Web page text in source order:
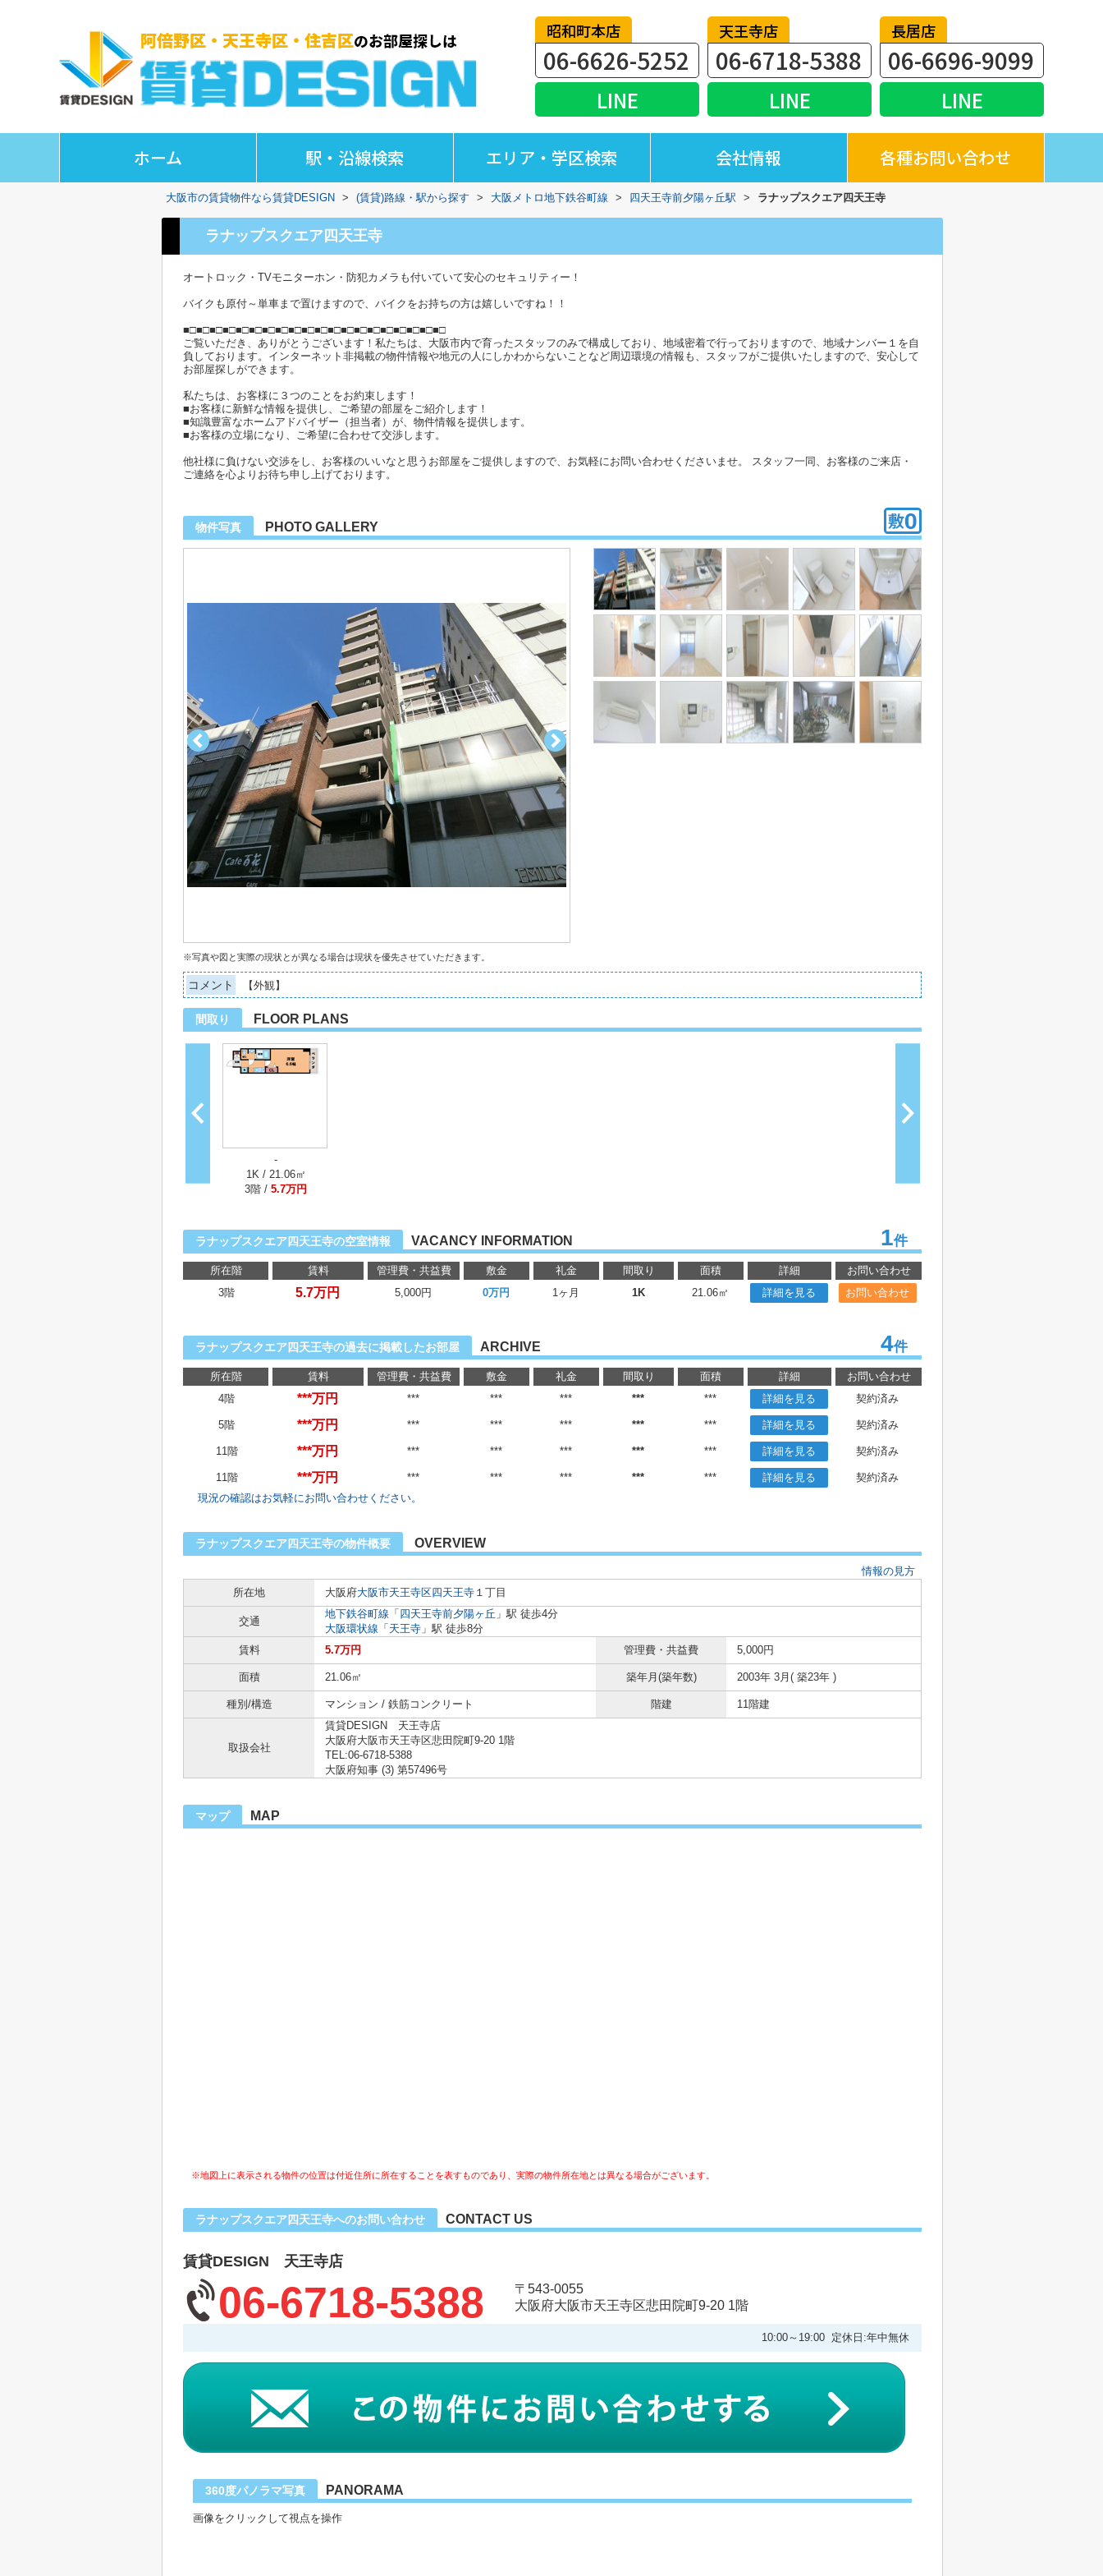
昭和町本店
06-6626-5252
LINE
天王寺店
06-6718-5388
LINE
長居店
06-6696-9099
LINE
ホーム 駅・沿線検索 エリア・学区検索 会社情報 各種お問い合わせ
大阪市の賃貸物件なら賃貸DESIGN > (賃貸)路線・駅から探す > 大阪メトロ地下鉄谷町線 > 四天王寺前夕陽ヶ丘駅 > ラナップスクエア四天王寺
ラナップスクエア四天王寺
オートロック・TVモニターホン・防犯カメラも付いていて安心のセキュリティー！
バイクも原付～単車まで置けますので、バイクをお持ちの方は嬉しいですね！！
■□■□■□■□■□■□■□■□■□■□■□■□■□■□■□■□■□■□■□■□
ご覧いただき、ありがとうございます！私たちは、大阪市内で育ったスタッフのみで構成しており、地域密着で行っておりますので、地域ナンバー１を自
負しております。インターネット非掲載の物件情報や地元の人にしかわからないことなど周辺環境の情報も、スタッフがご提供いたしますので、安心して
お部屋探しができます。
私たちは、お客様に３つのことをお約束します！
■お客様に新鮮な情報を提供し、ご希望の部屋をご紹介します！
■知識豊富なホームアドバイザー（担当者）が、物件情報を提供します。
■お客様の立場になり、ご希望に合わせて交渉します。
他社様に負けない交渉をし、お客様のいいなと思うお部屋をご提供しますので、お気軽にお問い合わせくださいませ。 スタッフ一同、お客様のご来店・
ご連絡を心よりお待ち申し上げております。
物件写真 PHOTO GALLERY
※写真や図と実際の現状とが異なる場合は現状を優先させていただきます。
コメント 【外観】
間取り FLOOR PLANS
-
1K / 21.06㎡
3階 / 5.7万円
ラナップスクエア四天王寺の空室情報 VACANCY INFORMATION 1件
所在階 賃料 管理費・共益費 敷金 礼金 間取り 面積 詳細
お問い合わせ
3階
5.7万円 5,000円 0万円 1ヶ月 1K 21.06㎡ 詳細を見る お問い合わせ
ラナップスクエア四天王寺の過去に掲載したお部屋 ARCHIVE 4件
所在階 賃料 管理費・共益費 敷金 礼金 間取り 面積 詳細
お問い合わせ
4階
***万円 *** *** *** *** *** 詳細を見る 契約済み
5階 ***万円 *** *** *** *** *** 詳細を見る 契約済み
11階 ***万円 *** *** *** *** *** 詳細を見る 契約済み
11階 ***万円 *** *** *** *** *** 詳細を見る
契約済み
現況の確認はお気軽にお問い合わせください。
ラナップスクエア四天王寺の物件概要 OVERVIEW
情報の見方
所在地
大阪府大阪市天王寺区四天王寺 １丁目
交通
地下鉄谷町線 「 四天王寺前夕陽ヶ丘 」駅 徒歩4分
大阪環状線 「 天王寺 」駅 徒歩8分
賃料
5.7万円 管理費・共益費 5,000円
面積 21.06㎡ 築年月(築年数) 2003年 3月( 築23年 )
種別/構造 マンション / 鉄筋コンクリート 階建 11階建
取扱会社
賃貸DESIGN 天王寺店
大阪府大阪市天王寺区悲田院町9-20 1階
TEL:06-6718-5388
大阪府知事 (3) 第57496号
マップ MAP
※地図上に表示される物件の位置は付近住所に所在することを表すものであり、実際の物件所在地とは異なる場合がございます。
ラナップスクエア四天王寺へのお問い合わせ CONTACT US
賃貸DESIGN 天王寺店
06-6718-5388
〒543-0055
大阪府大阪市天王寺区悲田院町9-20 1階
10:00～19:00 定休日:年中無休
360度パノラマ写真 PANORAMA
画像をクリックして視点を操作